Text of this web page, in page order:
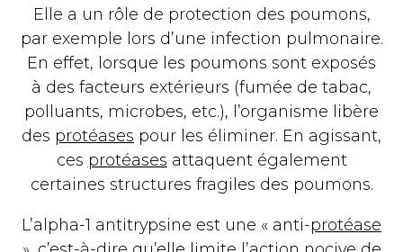
Elle a un rôle de protection des poumons,
par exemple lors d’une infection pulmonaire.
En effet, lorsque les poumons sont exposés
à des facteurs extérieurs (fumée de tabac,
polluants, microbes, etc.), l’organisme libère
des protéases pour les éliminer. En agissant,
ces protéases attaquent également
certaines structures fragiles des poumons.
L’alpha-1 antitrypsine est une « anti-protéase